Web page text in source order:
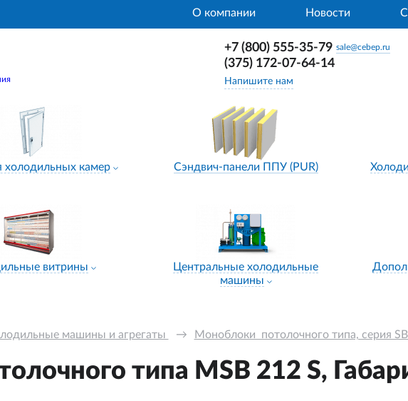
О компании Новости
+7 (800) 555-35-79 sale@cebep.ru
(375) 172-07-64-14
Напишите нам
холодильных камер Сэндвич-панели ППУ (PUR)
витрины
Центральные холодильные
машины
машины и агрегаты → Моноблоки  потолочного типа, серия
типа MSB 212 S,